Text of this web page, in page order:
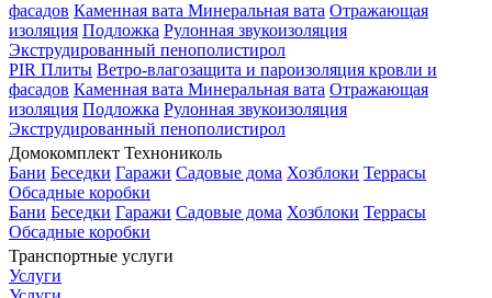
фасадов Каменная вата Минеральная вата Отражающая
изоляция Подложка Рулонная звукоизоляция
Экструдированный пенополистирол
PIR Плиты Ветро-влагозащита и пароизоляция кровли и
фасадов Каменная вата Минеральная вата Отражающая
изоляция Подложка Рулонная звукоизоляция
Экструдированный пенополистирол
Домокомплект Технониколь
Бани Беседки Гаражи Садовые дома Хозблоки Террасы
Обсадные коробки
Бани Беседки Гаражи Садовые дома Хозблоки Террасы
Обсадные коробки
Транспортные услуги
Услуги